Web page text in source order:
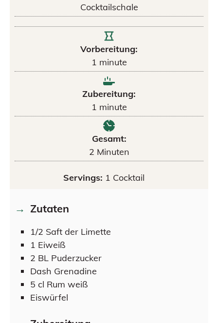
Cocktailschale
Vorbereitung:
1 minute
Zubereitung:
1 minute
Gesamt:
2 Minuten
Servings: 1 Cocktail
Zutaten
1/2 Saft der Limette
1 Eiweiß
2 BL Puderzucker
Dash Grenadine
5 cl Rum weiß
Eiswürfel